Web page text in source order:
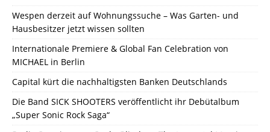
Wespen derzeit auf Wohnungssuche – Was Garten- und
Hausbesitzer jetzt wissen sollten
Internationale Premiere & Global Fan Celebration von
MICHAEL in Berlin
Capital kürt die nachhaltigsten Banken Deutschlands
Die Band SICK SHOOTERS veröffentlicht ihr Debütalbum
„Super Sonic Rock Saga“